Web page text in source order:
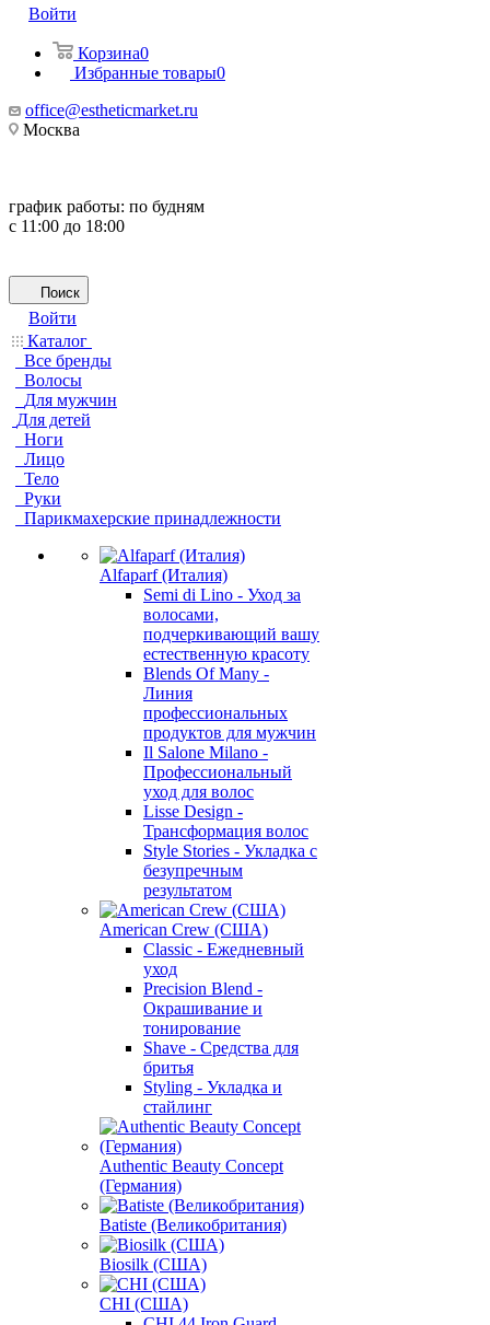
Войти
Корзина0
Избранные товары0
office@estheticmarket.ru
Москва
график работы: по будням
с 11:00 до 18:00
Поиск
Войти
Каталог
Все бренды
Волосы
Для мужчин
Для детей
Ноги
Лицо
Тело
Руки
Парикмахерские принадлежности
Alfaparf (Италия)
Semi di Lino - Уход за
волосами,
подчеркивающий вашу
естественную красоту
Blends Of Many -
Линия
профессиональных
продуктов для мужчин
Il Salone Milano -
Профессиональный
уход для волос
Lisse Design -
Трансформация волос
Style Stories - Укладка с
безупречным
результатом
American Crew (США)
Classic - Ежедневный
уход
Precision Blend -
Окрашивание и
тонирование
Shave - Средства для
бритья
Styling - Укладка и
стайлинг
Authentic Beauty Concept
(Германия)
Batiste (Великобритания)
Biosilk (США)
CHI (США)